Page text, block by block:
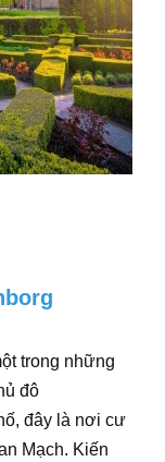
trong những
đô
đây là nơi cư
Mạch. Kiến